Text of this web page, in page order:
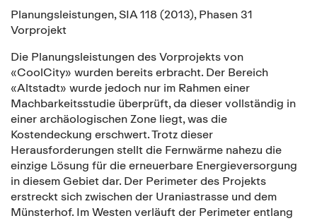
Planungsleistungen, SIA 118 (2013), Phasen 31
Vorprojekt
Die Planungsleistungen des Vorprojekts von
«CoolCity» wurden bereits erbracht. Der Bereich
«Altstadt» wurde jedoch nur im Rahmen einer
Machbarkeitsstudie überprüft, da dieser vollständig in
einer archäologischen Zone liegt, was die
Kostendeckung erschwert. Trotz dieser
Herausforderungen stellt die Fernwärme nahezu die
einzige Lösung für die erneuerbare Energieversorgung
in diesem Gebiet dar. Der Perimeter des Projekts
erstreckt sich zwischen der Uraniastrasse und dem
Münsterhof. Im Westen verläuft der Perimeter entlang